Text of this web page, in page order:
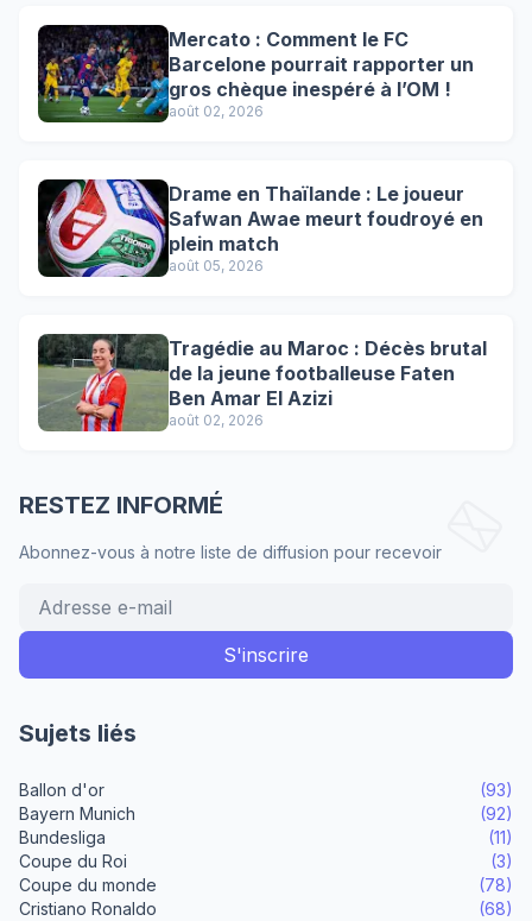
Mercato : Comment le FC
Barcelone pourrait rapporter un
gros chèque inespéré à l’OM !
août 02, 2026
Drame en Thaïlande : Le joueur
Safwan Awae meurt foudroyé en
plein match
août 05, 2026
Tragédie au Maroc : Décès brutal
de la jeune footballeuse Faten
Ben Amar El Azizi
août 02, 2026
RESTEZ INFORMÉ
Abonnez-vous à notre liste de diffusion pour recevoir
Sujets liés
Ballon d'or
(93)
Bayern Munich
(92)
Bundesliga
(11)
Coupe du Roi
(3)
Coupe du monde
(78)
Cristiano Ronaldo
(68)